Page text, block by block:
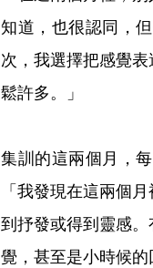
知道，也很認同，
次，我選擇把感覺
鬆許多。」
集訓的這兩個月，
「我發現在這兩個
到抒發或得到靈感
覺，甚至是小時候